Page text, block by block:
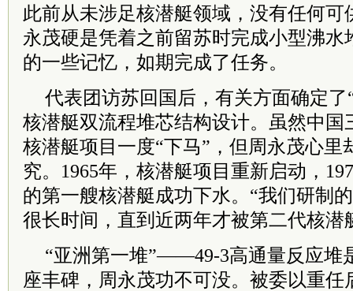
此前从未涉足核潜艇领域，没有任何可
永茂硬是凭着之前留苏时完成小型沸水
的一些记忆，如期完成了任务。
代表团访苏回国后，有关方面确定了
核潜艇双流程堆芯结构设计。虽然中国
核潜艇项目一度“下马”，但周永茂心里
究。1965年，核潜艇项目重新启动，
的第一艘核潜艇成功下水。“我们研制
很长时间，直到近两年才被第二代核潜
“亚洲第一堆”——49-3高通量反应堆
座丰碑，周永茂功不可没。被委以重任